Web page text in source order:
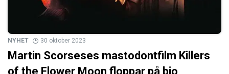
NYHET 30 oktober 2023
Martin Scorseses mastodontfilm Killers
of the Flower Moon floppar på bio